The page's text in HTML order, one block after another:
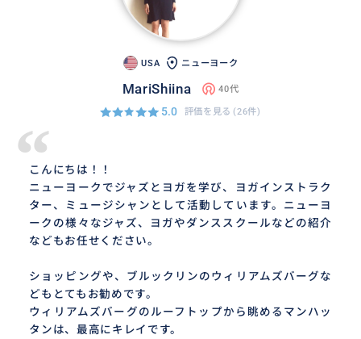
USA ニューヨーク
MariShiina 40代
5.0 評価を見る (26件)
“
こんにちは！！
ニューヨークでジャズとヨガを学び、ヨガインストラク
ター、ミュージシャンとして活動しています。ニューヨ
ークの様々なジャズ、ヨガやダンススクールなどの紹介
などもお任せください。
ショッピングや、ブルックリンのウィリアムズバーグな
どもとてもお勧めです。
ウィリアムズバーグのルーフトップから眺めるマンハッ
タンは、最高にキレイです。